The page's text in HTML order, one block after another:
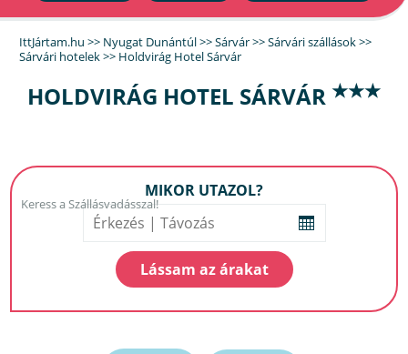
IttJártam.hu >> Nyugat Dunántúl>>Sárvár>>Sárvári szállások>>
Sárvári hotelek>> Holdvirág Hotel Sárvár
HOLDVIRÁG HOTEL SÁRVÁR ★★★
MIKOR UTAZOL?